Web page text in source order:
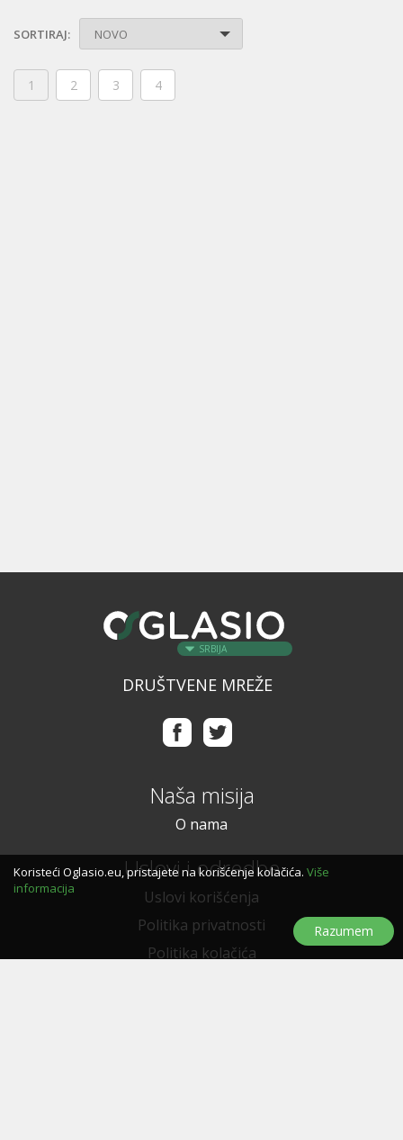
SORTIRAJ: NOVO
1 2 3 4
SRBIJA
DRUŠTVENE MREŽE
Naša misija
O nama
Uslovi i odredbe
Uslovi korišćenja
Politika privatnosti
Politika kolačića
Koristeći Oglasio.eu, pristajete na korišćenje kolačića. Više
informacija
Razumem